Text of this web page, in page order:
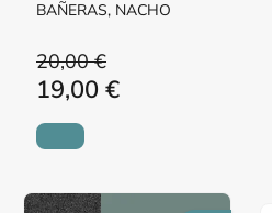
BAÑERAS, NACHO
20,00 €
19,00 €